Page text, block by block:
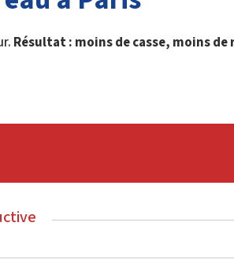
Résultat : moins de casse, moins